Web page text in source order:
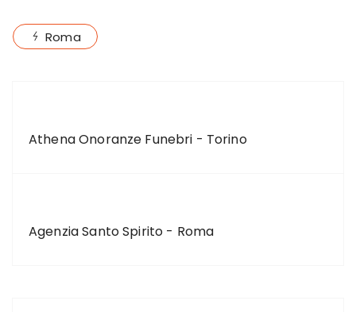
Roma
Athena Onoranze Funebri - Torino
Agenzia Santo Spirito - Roma